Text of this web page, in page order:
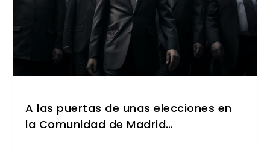
A las puer­tas de unas elec­cio­nes en
la Comu­ni­dad de Madrid…